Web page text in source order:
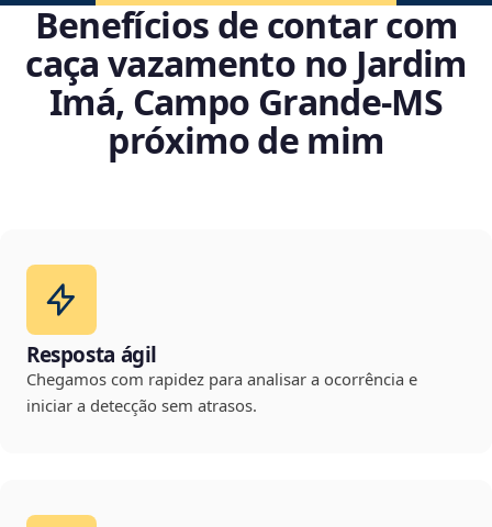
Benefícios de contar com
caça vazamento no Jardim
Imá, Campo Grande‑MS
próximo de mim
Resposta ágil
Chegamos com rapidez para analisar a ocorrência e
iniciar a detecção sem atrasos.